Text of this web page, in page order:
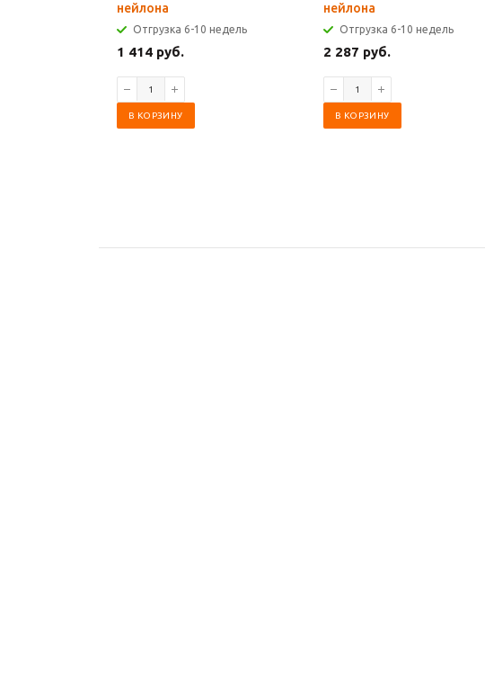
нейлона
Отгрузка 6-10 недель
1 414 руб.
В КОРЗИНУ
нейлона
Отгрузка 6-10 недель
2 287 руб.
В КОРЗИНУ